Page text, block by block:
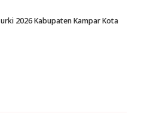
2026 Kabupaten Kampar Kota